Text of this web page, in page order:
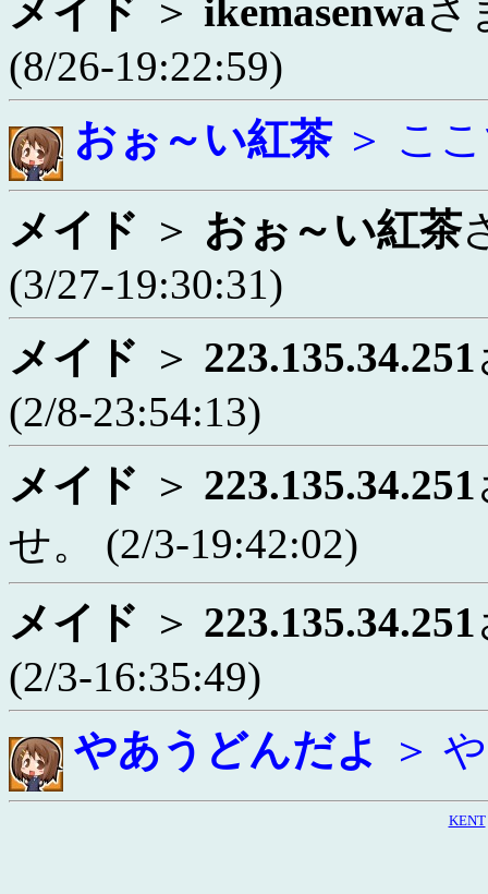
メイド ＞ ikemasenwaさ
(8/26-19:22:59)
おぉ～い紅茶 ＞ こ
メイド ＞ おぉ～い紅茶
(3/27-19:30:31)
メイド ＞ 223.135.34.251
(2/8-23:54:13)
メイド ＞ 223.135.34.251
せ。
(2/3-19:42:02)
メイド ＞ 223.135.34.251
(2/3-16:35:49)
やあうどんだよ
＞
KENT